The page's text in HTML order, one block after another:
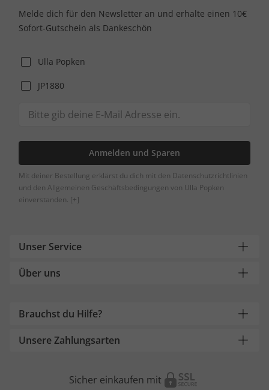
Melde dich für den Newsletter an und erhalte einen 10€
Sofort-Gutschein als Dankeschön
Ulla Popken
JP1880
Anmelden und Sparen
Mit deiner Bestellung erklärst du dich mit den Datenschutzrichtlinien
und den Allgemeinen Geschäftsbedingungen von Ulla Popken
einverstanden. [+]
Unser Service
Über uns
Brauchst du Hilfe?
Unsere Zahlungsarten
Sicher einkaufen mit